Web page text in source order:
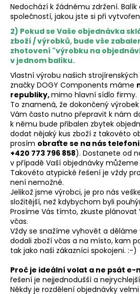
Nedochází k žádnému zdržení.
společností, jakou jste si při
2) Pokud se Vaše objednávka
zboží / výrobků, bude vše
zhotovení "výrobku na
v jednom balíku.
Vlastní výrobu našich
značky DOGY Components máme
republiky,mimo hlavní sídlo firmy.
To znamená, že dokončený
Vám často nutno přepravit k nám
k němu bude přibalen zbytek
dodat nějaký kus zboží z takovéto
prosím obraťte se na nás
+420 773 796 858). Dostanete od
v případě Vaší objednávky
Takovéto atypické řešení je vždy
není nemožné.
Jelikož jsme výrobci, je pro nás
složitější, než kdybychom byli
Prosíme Vás tímto, zkuste plánovat
včas.
Vždy se snažíme vyhovět a
dodali zboží včas a na místo, kam
tak jako naši zákazníci spokojeni. :-)
Proč je ideální volat a ne psát e-
řešení je nejjednodušší a
Někdy je rozdělení objednávky
t
e
n
a
j
í
t
?
HLEDAT
D
o
p
o
r
u